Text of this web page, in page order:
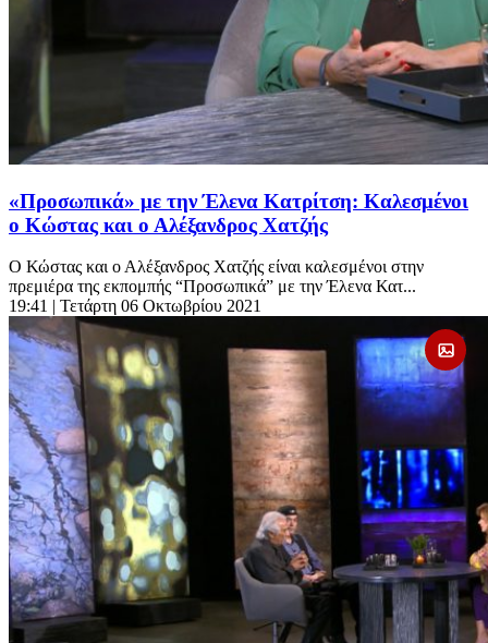
«Προσωπικά» με την Έλενα Κατρίτση: Καλεσμένοι
ο Κώστας και ο Αλέξανδρος Χατζής
Ο Κώστας και ο Αλέξανδρος Χατζής είναι καλεσμένοι στην
πρεμιέρα της εκπομπής “Προσωπικά” με την Έλενα Κατ...
19:41 | Τετάρτη 06 Οκτωβρίου 2021